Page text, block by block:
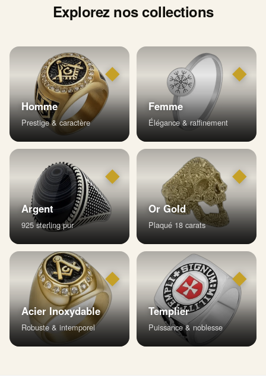
Explorez nos collections
◆
Homme
Prestige & caractère
◆
Femme
Élégance & raffinement
◆
Argent
925 sterling pur
◆
Or Gold
Plaqué 18 carats
◆
Acier Inoxydable
Robuste & intemporel
◆
Templier
Puissance & noblesse